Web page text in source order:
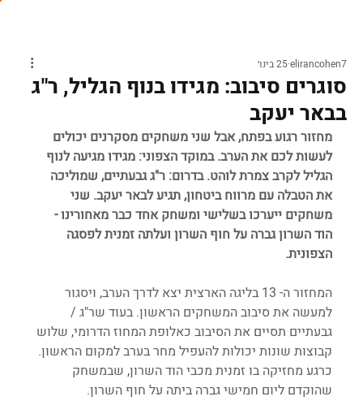
סוגרים סיבוב: מגידו בנוף הגליל, ר"ג
בבאר יעקב
elirancohen725 בינו׳
מחזור רגוע בפתח, אבל שני משחקים מסקרנים יכולים
לעשות לכם את הערב. במוקד הצפוני: מגידו מגיעה לנוף
הגליל לקרב צמרת לוהט. בדרום: ר"ג גבעתיים, שמוליכה
את הטבלה עם מרווח ביטחון, תגיע לבאר יעקב. שני
משחקים ייערכו בשלישי ומשחק אחד כבר מאחורינו -
הוד השרון גברה על חוף השרון ועלתה זמנית לפסגה
הצפונית.
המחזור ה- 13 בליגה הארצית יצא לדרך הערב, ויסגור
למעשה את סיבוב המשחקים הראשון. בעוד שר"ג /
גבעתיים תסיים את הסיבוב כאלופת המחוז הדרומי, שלוש
קבוצות שונות יכולות להעפיל מחר בערב למקום הראשון.
כרגע מחזיקה בו זמנית מכבי הוד השרון, שבמשחק
שהוקדם ליום חמישי גברה ביתה על חוף השרון.